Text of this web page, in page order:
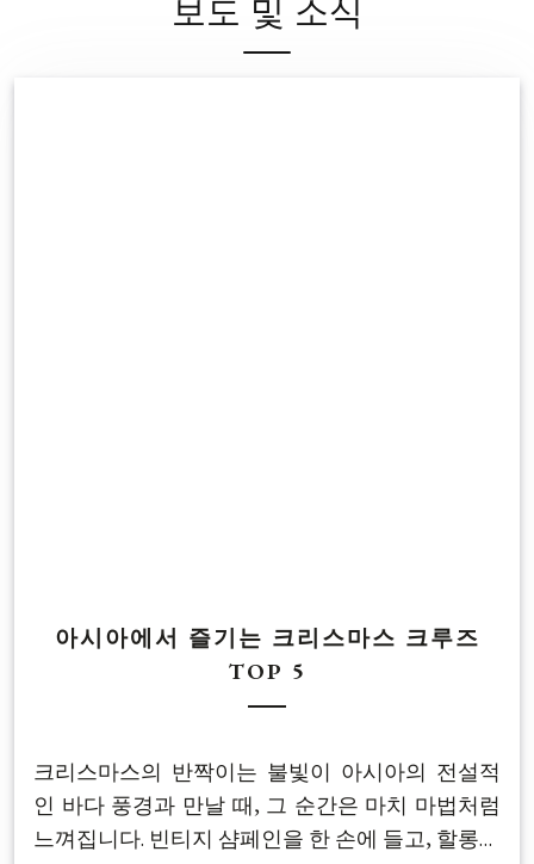
아시아에서 즐기는 크리스마스 크루즈
TOP 5
크리스마스의 반짝이는 불빛이 아시아의 전설적
인 바다 풍경과 만날 때, 그 순간은 마치 마법처럼
느껴집니다. 빈티지 샴페인을 한 손에 들고, 할롱베